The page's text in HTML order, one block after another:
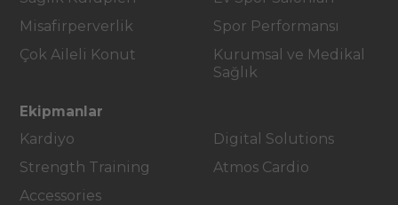
Misafirperverlik
Çok Aileli Konut
Spor Performansı
Kurumsal ve Medikal
Sağlık
Ekipmanlar
Kardiyo
Strength Training
Accessories
Digital Solutions
Atmos Cardio